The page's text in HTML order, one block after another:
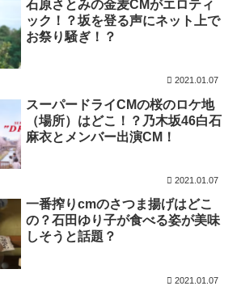
石原さとみの金麦CMがエロティ
ック！？坂を登る声にネット上で
お祭り騒ぎ！？
2021.01.07
スーパードライCMの桜のロケ地
（場所）はどこ！？乃木坂46白石
麻衣とメンバー出演CM！
2021.01.07
一番搾りcmのさつま揚げはどこ
の？石田ゆり子が食べる姿が美味
しそうと話題？
2021.01.07